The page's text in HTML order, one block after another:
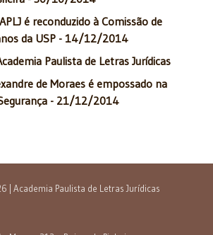
é reconduzido à Comissão de
da USP - 14/12/2014
Paulista de Letras Jurídicas
de Moraes é empossado na
- 21/12/2014
| Academia Paulista de Letras Jurídicas